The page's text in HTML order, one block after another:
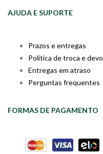
AJUDA E SUPORTE
Prazos e entregas
Política de troca e
Entregas em atraso
Perguntas frequentes
FORMAS DE PAGAMENTO